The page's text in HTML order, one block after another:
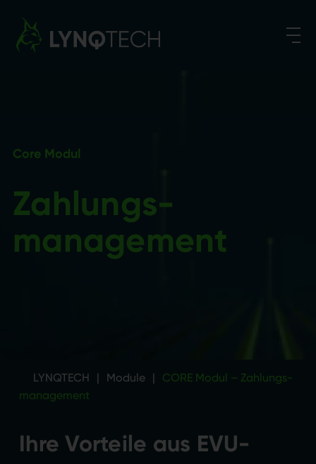
Core Modul
Zahlungs­
manage­ment
LYNQTECH Module
CORE Modul – Zahlungs­
management
Ihre Vorteile aus EVU-